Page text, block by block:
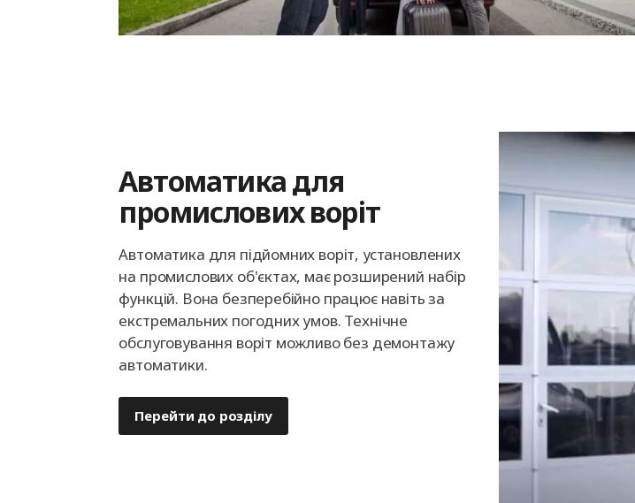
Автоматика для
промислових воріт
Автоматика для підйомних воріт, установлених
на промислових об'єктах, має розширений набір
функцій. Вона безперебійно працює навіть за
екстремальних погодних умов. Технічне
обслуговування воріт можливо без демонтажу
автоматики.
Перейти до розділу